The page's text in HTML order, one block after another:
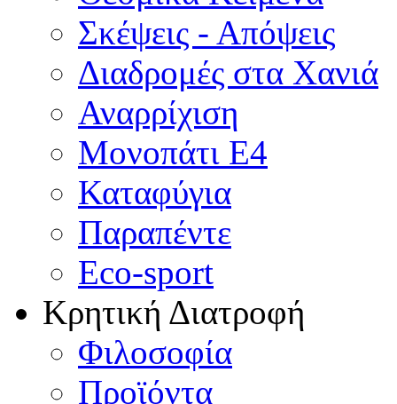
Σκέψεις - Απόψεις
Διαδρομές στα Χανιά
Αναρρίχιση
Μονοπάτι Ε4
Καταφύγια
Παραπέντε
Eco-sport
Κρητική Διατροφή
Φιλοσοφία
Προϊόντα